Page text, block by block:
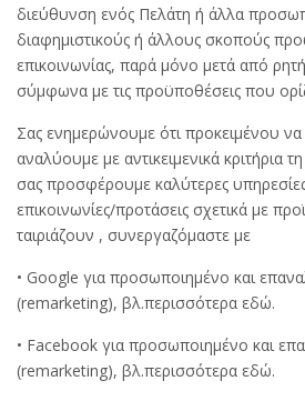
διεύθυνση ενός Πελάτη ή άλλα
διαφημιστικούς ή άλλους σκοπούς
επικοινωνίας, παρά μόνο μετά από
σύμφωνα με τις προϋποθέσεις που
Σας ενημερώνουμε ότι προκειμένου
αναλύουμε με αντικειμενικά κριτήρια
σας προσφέρουμε καλύτερες
επικοινωνίες/προτάσεις σχετικά με
ταιριάζουν , συνεργαζόμαστε με
• Google για προσωποιημένο και
(remarketing), βλ.περισσότερα εδώ.
• Facebook για προσωποιημένο και
(remarketing), βλ.περισσότερα εδώ.